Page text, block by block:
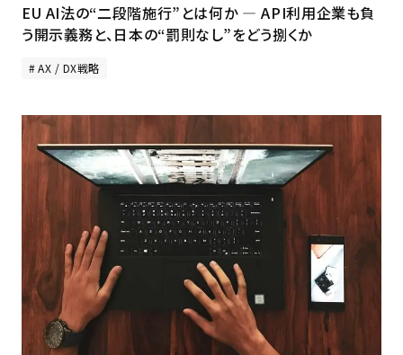
EU AI法の“二段階施行”とは何か ― API利用企業も負
う開示義務と、日本の“罰則なし”をどう捌くか
AX / DX戦略